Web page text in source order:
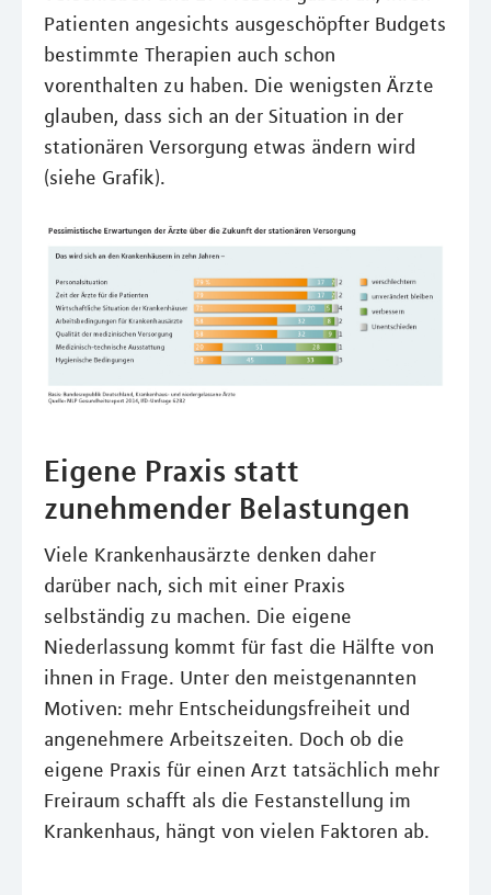
Patienten angesichts ausgeschöpfter Budgets
bestimmte Therapien auch schon
vorenthalten zu haben. Die wenigsten Ärzte
glauben, dass sich an der Situation in der
stationären Versorgung etwas ändern wird
(siehe Grafik).
Eigene Praxis statt
zunehmender Belastungen
Viele Krankenhausärzte denken daher
darüber nach, sich mit einer Praxis
selbständig zu machen. Die eigene
Niederlassung kommt für fast die Hälfte von
ihnen in Frage. Unter den meistgenannten
Motiven: mehr Entscheidungsfreiheit und
angenehmere Arbeitszeiten. Doch ob die
eigene Praxis für einen Arzt tatsächlich mehr
Freiraum schafft als die Festanstellung im
Krankenhaus, hängt von vielen Faktoren ab.